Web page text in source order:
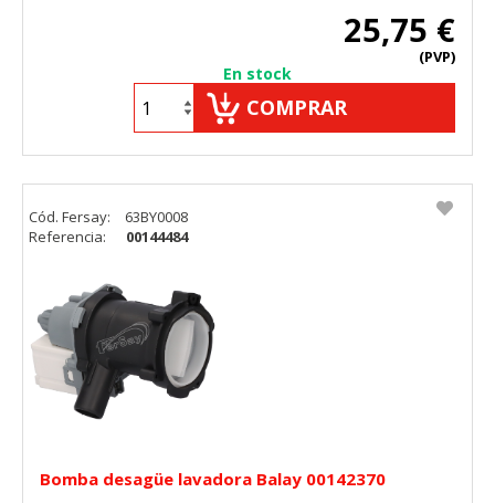
25,75 €
(PVP)
En stock
COMPRAR
Bomba desagüe lavadora Balay 00142370
Cód. Fersay:
63BY0008
Referencia:
00144484